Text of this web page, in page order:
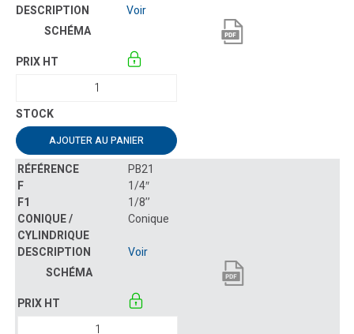
Voir
AJOUTER AU PANIER
PB21
1/4″
1/8’’
Conique
Voir